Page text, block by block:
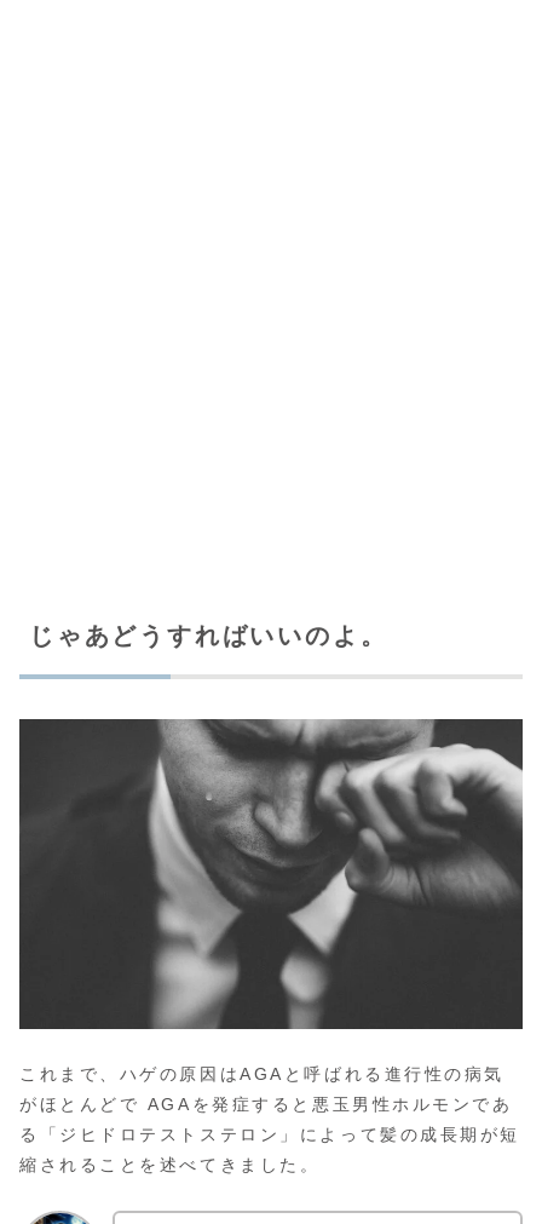
じゃあどうすればいいのよ。
これまで、ハゲの原因はAGAと呼ばれる進行性の病気
がほとんどで AGAを発症すると悪玉男性ホルモンであ
る「ジヒドロテストステロン」によって髪の成長期が短
縮されることを述べてきました。